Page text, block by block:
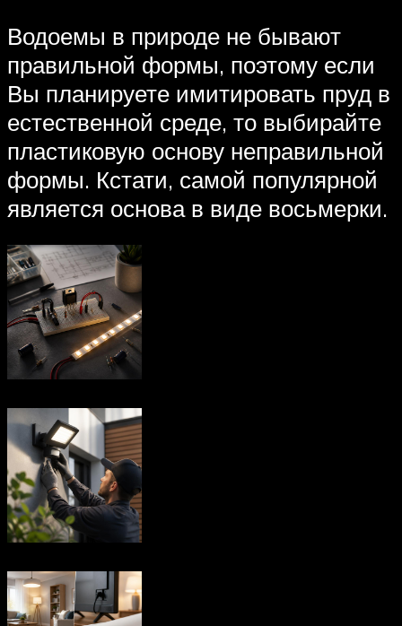
Водоемы в природе не бывают
правильной формы, поэтому если
Вы планируете имитировать пруд в
естественной среде, то выбирайте
пластиковую основу неправильной
формы. Кстати, самой популярной
является основа в виде восьмерки.